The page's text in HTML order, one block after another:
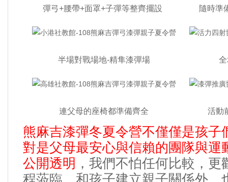
彈弓+腰帶+面罩+子彈等整齊擺設 隨時準
半場對戰場地-精隼漆彈場
連父母的座椅都準備齊全 活動
熊麻吉漆彈冬夏令營不僅僅是孩子
對是父母最安心與信賴的團隊與運
公開透明 ， 我們不怕任何比較 ， 更
程蒞臨
和孩子建立親子關係外